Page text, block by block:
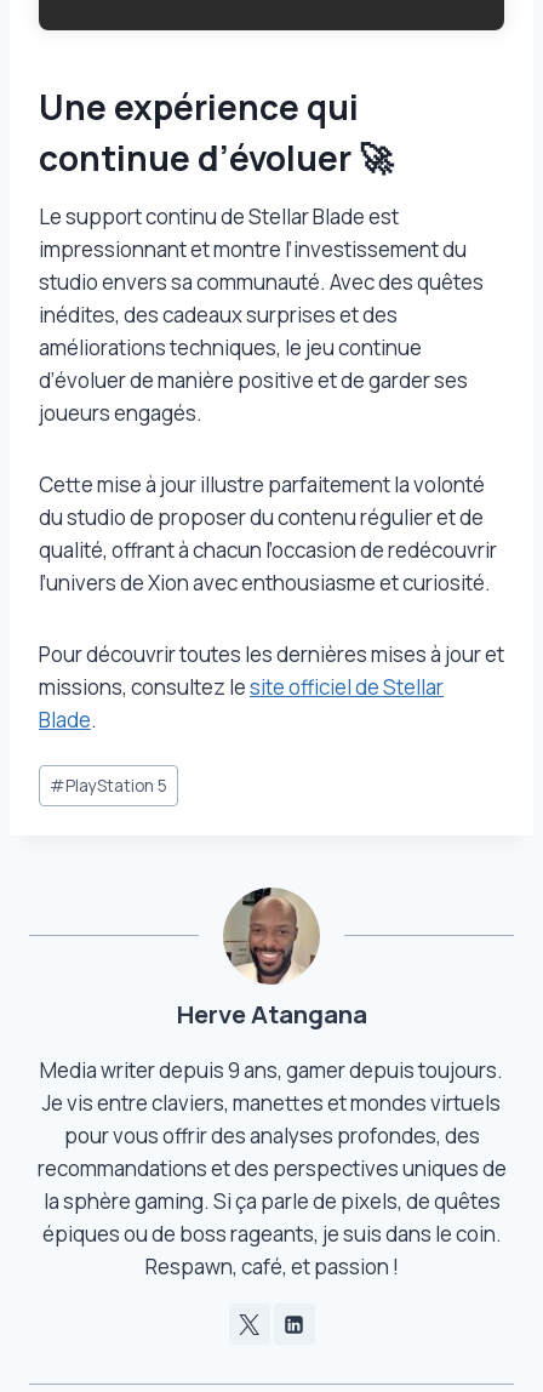
Une expérience qui
continue d’évoluer 🚀
Le support continu de Stellar Blade est
impressionnant et montre l’investissement du
studio envers sa communauté. Avec des quêtes
inédites, des cadeaux surprises et des
améliorations techniques, le jeu continue
d’évoluer de manière positive et de garder ses
joueurs engagés.
Cette mise à jour illustre parfaitement la volonté
du studio de proposer du contenu régulier et de
qualité, offrant à chacun l’occasion de redécouvrir
l’univers de Xion avec enthousiasme et curiosité.
Pour découvrir toutes les dernières mises à jour et
missions, consultez lesite officiel de Stellar
Blade.
Étiquettes
de
#PlayStation 5
Herve Atangana
Media writer depuis 9 ans, gamer depuis toujours.
Je vis entre claviers, manettes et mondes virtuels
pour vous offrir des analyses profondes, des
recommandations et des perspectives uniques de
la sphère gaming. Si ça parle de pixels, de quêtes
épiques ou de boss rageants, je suis dans le coin.
Respawn, café, et passion !